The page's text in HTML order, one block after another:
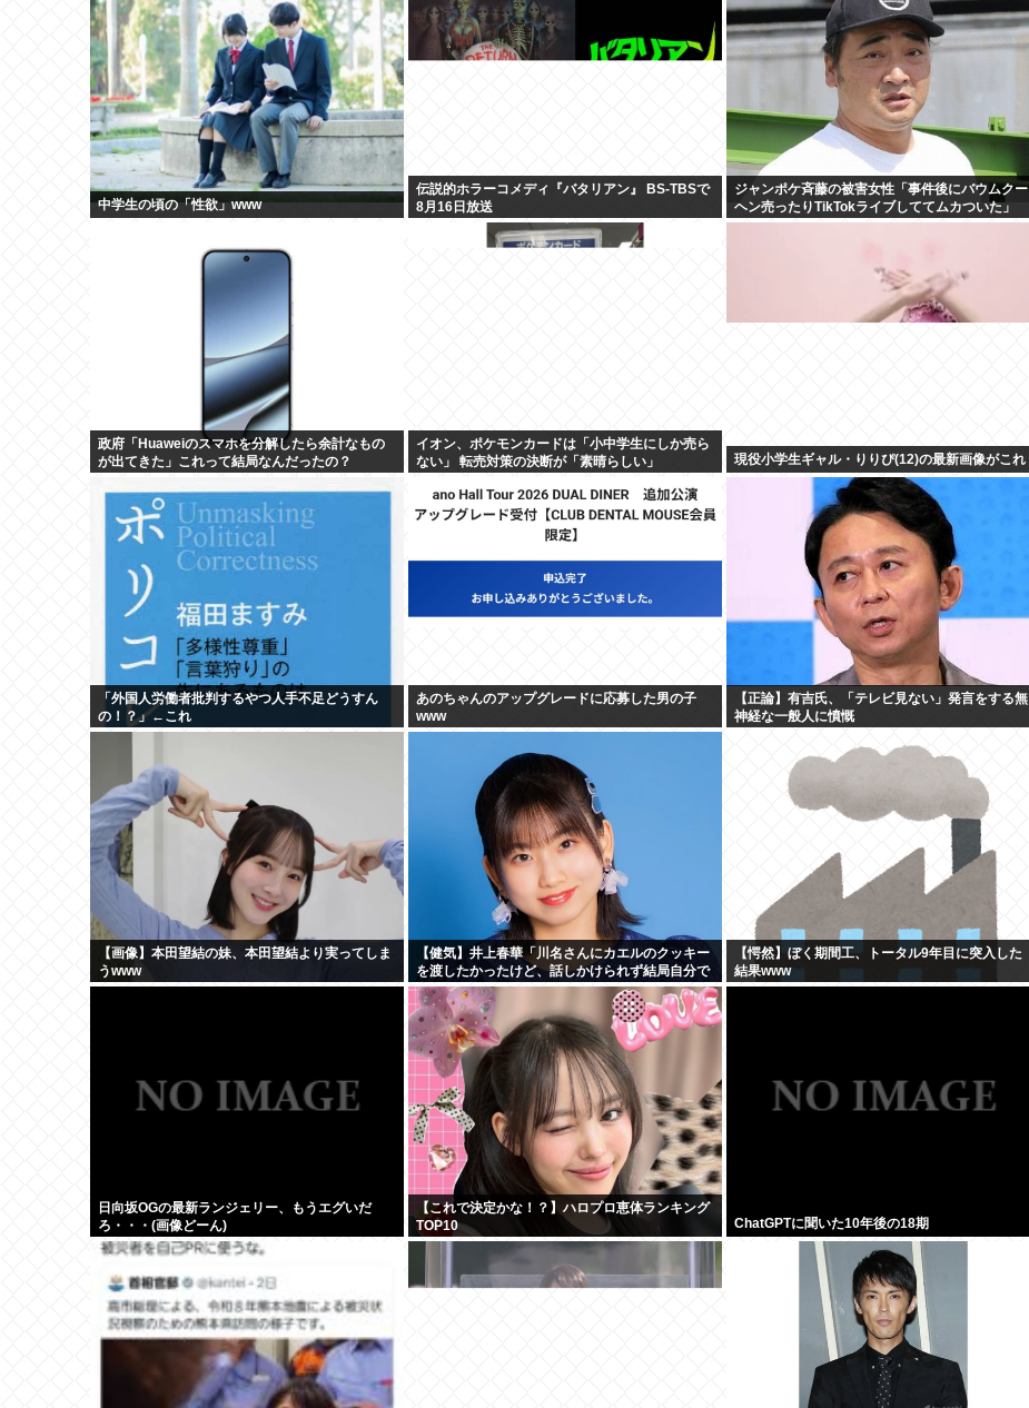
中学生の頃の「性欲」www
伝説的ホラーコメディ『バタリアン』 BS-TBSで
8月16日放送
ジャンポケ斉藤の被害女性「事件後にバウムクー
ヘン売ったりTikTokライブしててムカついた」
政府「Huaweiのスマホを分解したら余計なもの
が出てきた」これって結局なんだったの？
イオン、ポケモンカードは「小中学生にしか売ら
ない」 転売対策の決断が「素晴らしい」
現役小学生ギャル・りりぴ(12)の最新画像がこれ
「外国人労働者批判するやつ人手不足どうすん
の！？」←これ
あのちゃんのアップグレードに応募した男の子
www
【正論】有吉氏、「テレビ見ない」発言をする無
神経な一般人に憤慨
【画像】本田望結の妹、本田望結より実ってしま
うwww
【健気】井上春華「川名さんにカエルのクッキー
を渡したかったけど、話しかけられず結局自分で
食べた」
【愕然】ぼく期間工、トータル9年目に突入した
結果www
日向坂OGの最新ランジェリー、もうエグいだ
ろ・・・(画像どーん)
【これで決定かな！？】ハロプロ恵体ランキング
TOP10
ChatGPTに聞いた10年後の18期